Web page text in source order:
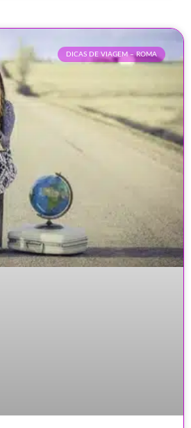
DICAS DE VIAGEM – ROMA